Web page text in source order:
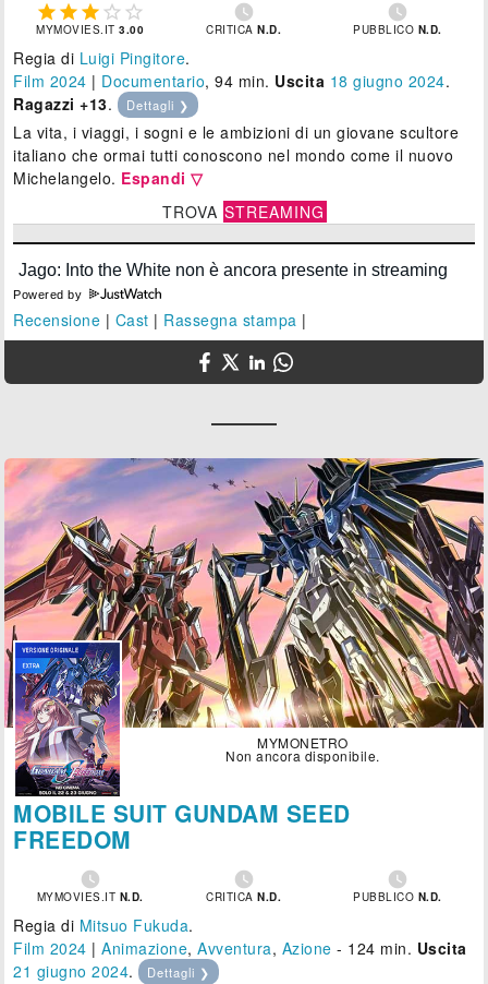
    
MYMOVIES.IT3.00

CRITICAN.D.

PUBBLICO N.D.
Regia di Luigi Pingitore.
Film 2024 | Documentario, 94 min. Uscita 18 giugno 2024.
Ragazzi +13. Dettagli ❯
La vita, i viaggi, i sogni e le ambizioni di un giovane scultore
italiano che ormai tutti conoscono nel mondo come il nuovo
Michelangelo. Espandi ▽
TROVA STREAMING
Powered by
Recensione | Cast | Rassegna stampa |
MYMONETRO
Non ancora disponibile.
MOBILE SUIT GUNDAM SEED
FREEDOM

MYMOVIES.IT N.D.

CRITICAN.D.

PUBBLICO N.D.
Regia di Mitsuo Fukuda.
Film 2024 |Animazione,Avventura, Azione - 124 min. Uscita
21 giugno 2024. Dettagli ❯